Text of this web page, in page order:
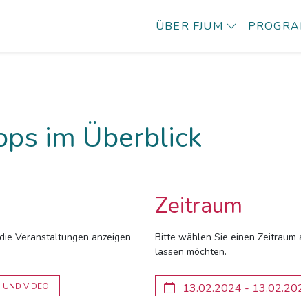
ÜBER FJUM
im Überblick
Veranstaltungen anzeigen
UND VIDEO
Zeitraum
Bitte wählen Sie einen Zeitraum
lassen möchten.